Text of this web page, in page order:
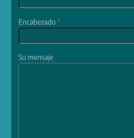
Encabezado*
Su mensaje